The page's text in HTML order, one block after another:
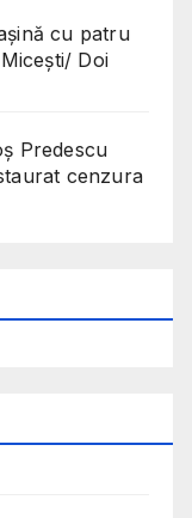
cu patru
Doi
Predescu
cenzura